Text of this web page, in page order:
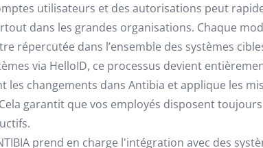
utilisateurs et des autorisations peut
dans les grandes organisations. Chaque
répercutée dans l’ensemble des systèmes
via HelloID, ce processus devient
les changements dans Antibia et applique les
garantit que vos employés disposent
prend en charge l'intégration avec des